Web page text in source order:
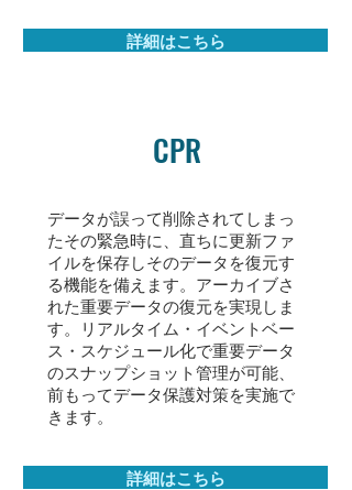
詳細はこちら
CPR
データが誤って削除されてしまっ
たその緊急時に、直ちに更新ファ
イルを保存しそのデータを復元す
る機能を備えます。アーカイブさ
れた重要データの復元を実現しま
す。リアルタイム・イベントベー
ス・スケジュール化で重要データ
のスナップショット管理が可能、
前もってデータ保護対策を実施で
きます。
詳細はこちら